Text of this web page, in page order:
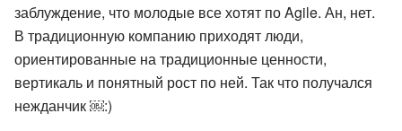
заблуждение, что молодые все хотят по Agile. Ан, нет.
В традиционную компанию приходят люди,
ориентированные на традиционные ценности,
вертикаль и понятный рост по ней. Так что получался
нежданчик ￼:)